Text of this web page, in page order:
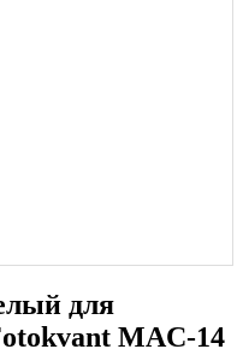
для
MAC-14